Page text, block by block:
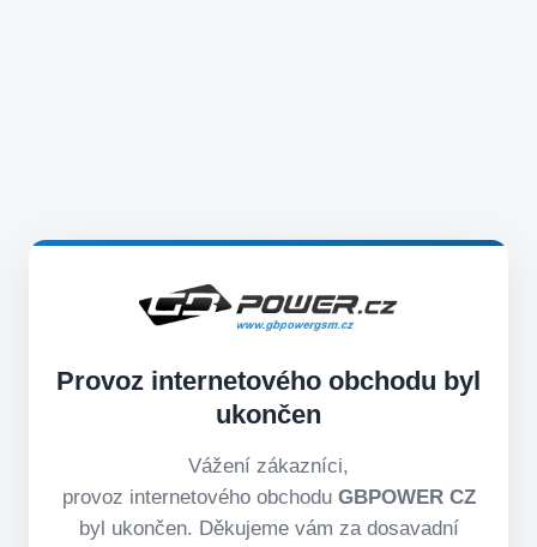
Provoz internetového obchodu byl
ukončen
Vážení zákazníci,
provoz internetového obchodu GBPOWER CZ
byl ukončen. Děkujeme vám za dosavadní